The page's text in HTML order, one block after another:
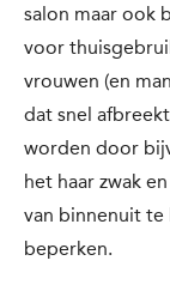
salon maar ook
voor
vrouwen (en
dat snel
worden door
het haar zwak
van binnenuit te
beperken.